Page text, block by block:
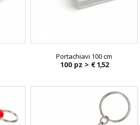
Portachiavi 100 cm
100 pz > € 1,52